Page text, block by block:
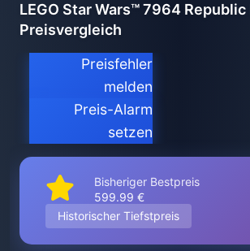
LEGO Star Wars™ 7964
Preisvergleich
Preisfehler
melden
Preis-Alarm
setzen
Bisheriger Bestpreis
599.99 €
Historischer Tiefstpreis